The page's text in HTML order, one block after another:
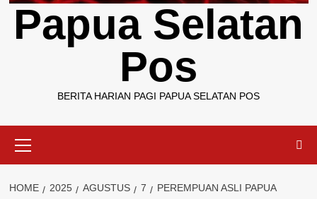
Papua Selatan
Pos
BERITA HARIAN PAGI PAPUA SELATAN POS
Menu
HOME 2025 AGUSTUS 7
PEREMPUAN ASLI PAPUA